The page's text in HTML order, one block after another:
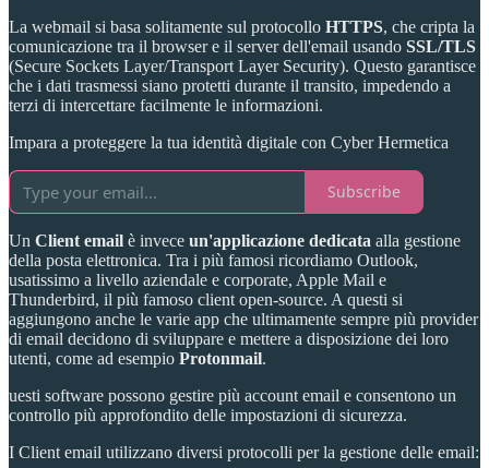
La webmail si basa solitamente sul protocollo HTTPS, che cripta la
comunicazione tra il browser e il server dell'email usando SSL/TLS
(Secure Sockets Layer/Transport Layer Security). Questo garantisce
che i dati trasmessi siano protetti durante il transito, impedendo a
terzi di intercettare facilmente le informazioni.
Impara a proteggere la tua identità digitale con Cyber Hermetica
Subscribe
Un Client email è invece un'applicazione dedicata alla gestione
della posta elettronica. Tra i più famosi ricordiamo Outlook,
usatissimo a livello aziendale e corporate, Apple Mail e
Thunderbird, il più famoso client open-source. A questi si
aggiungono anche le varie app che ultimamente sempre più provider
di email decidono di sviluppare e mettere a disposizione dei loro
utenti, come ad esempio Protonmail.
uesti software possono gestire più account email e consentono un
controllo più approfondito delle impostazioni di sicurezza.
I Client email utilizzano diversi protocolli per la gestione delle email: